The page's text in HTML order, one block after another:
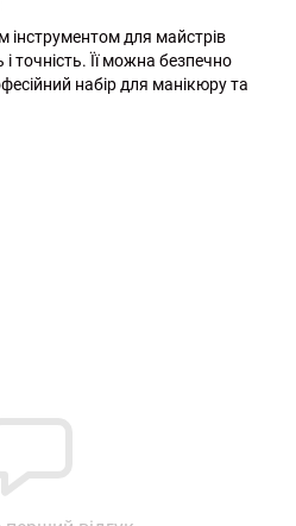
інструментом для майстрів
точність. Її можна безпечно
набір для манікюру та